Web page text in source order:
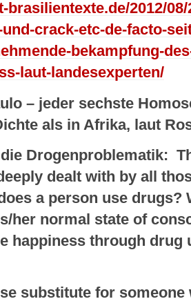
brasilientexte.de/2012/
crack-etc-de-facto-
bekampfung-
laut-landesexperten/
– jeder sechste
als in Afrika, laut
Drogenproblematik:
dealt with by all
a person use drugs?
her normal state of
happiness through drug
substitute for